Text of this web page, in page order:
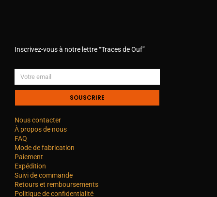
Inscrivez-vous à notre lettre “Traces de Ouf”
SOUSCRIRE
Nous contacter
À propos de nous
FAQ
Mode de fabrication
Paiement
Expédition
Suivi de commande
Retours et remboursements
Politique de confidentialité